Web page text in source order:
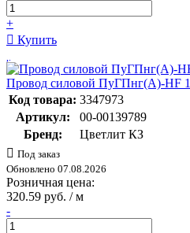
+
Купить
Провод силовой ПуГПнг(А)-HF
Код товара: 3347973
Артикул:
00-00139789
Бренд:
Цветлит КЗ
Под заказ
Обновлено 07.08.2026
Розничная цена:
320.59 руб. / м
-